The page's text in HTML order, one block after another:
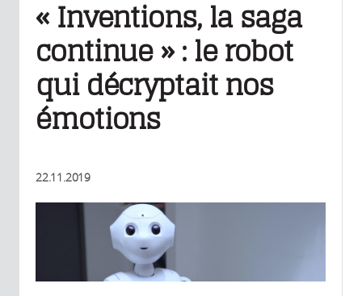
« Inventions, la saga
continue » : le robot
qui décryptait nos
émotions
22.11.2019